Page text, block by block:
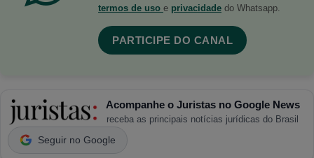
termos de uso e privacidade do Whatsapp.
PARTICIPE DO CANAL
Acompanhe o Juristas no Google News
receba as principais notícias jurídicas do Brasil
Seguir no Google